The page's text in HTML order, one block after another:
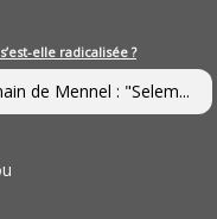
elle radicalisée ?
de Mennel : "Selem...